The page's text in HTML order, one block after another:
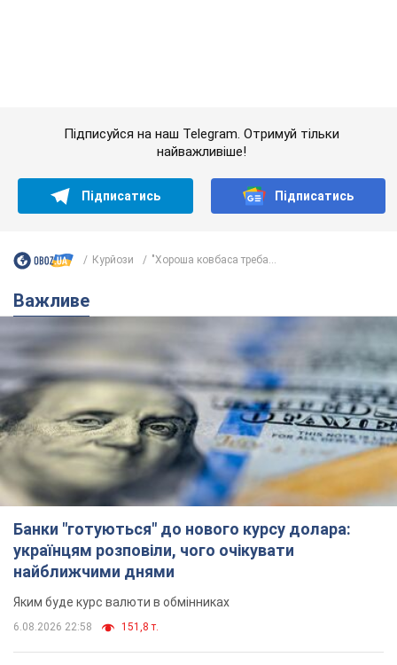
Важливе
Банки "готуються" до нового курсу долара:
українцям розповіли, чого очікувати
найближчими днями
Яким буде курс валюти в обмінниках
6.08.2026 22:58 151,8 т.
Українцям обіцяють по 850 грн від
мобільних операторів: що не так з
цими повідомленнями
Як не потрапити в пастку шахраїв
6.08.2026 21:02 16,6 т.
Найдорожчий футболіст "Динамо"